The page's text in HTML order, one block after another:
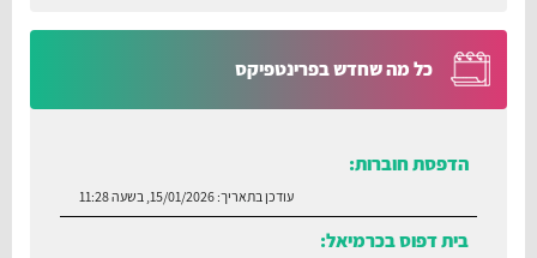
כל מה שחדש בפרינטפיקס
הדפסת חוברות:
עודכן בתאריך: 15/01/2026, בשעה 11:28
בית דפוס בכרמיאל: